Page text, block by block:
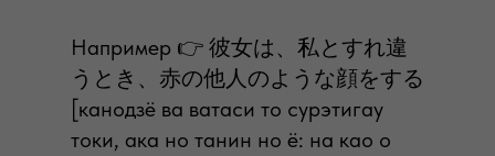
Например 👉 彼女は、私とすれ違
うとき、赤の他人のような顔をする
[канодзё ва ватаси то сурэтигау
токи, ака но танин но ё: на као о